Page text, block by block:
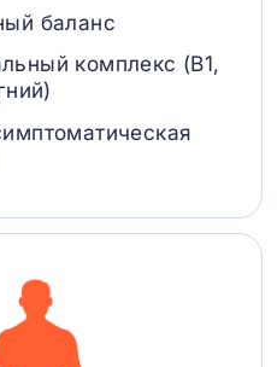
баланс
комплекс (B1,